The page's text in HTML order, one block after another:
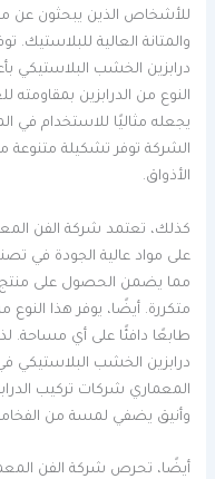
للأشخاص الذين يبحثون عن
والمتانة العالية
درابزين الخشب البلاستيكي
النوع من الدرابزين بمقاومته
يجعله مثاليًا للاستخدام في
الشركة توفر تشكيلة متنوعة
الأذواق.
كذلك، تعتمد شركة الفن
على مواد عالية الجودة في
مما يضمن الحصول على منتج
متكررة. أيضًا، يوفر هذا
طابعًا دافئًا على أي مساحة.
درابزين الخشب البلاستيكي
المعماري شركات تركيب
وأنيق يضفي لمسة من
أيضًا، تحرص شركة الفن